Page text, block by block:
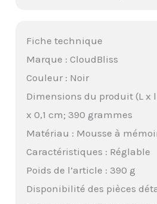
Fiche technique
Marque : CloudBliss
Couleur : Noir
Dimensions du produit (L x l
x 0,1 cm; 390 grammes
Matériau : Mousse à
Caractéristiques : Réglable
Poids de l’article : 390 g
Disponibilité des pièces